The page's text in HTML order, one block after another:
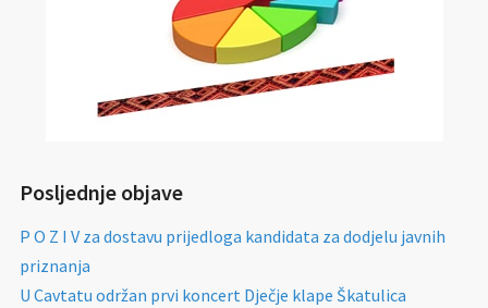
Posljednje objave
P O Z I V za dostavu prijedloga kandidata za dodjelu javnih
priznanja
U Cavtatu održan prvi koncert Dječje klape Škatulica